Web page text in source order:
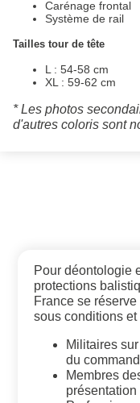
Carénage frontal
Système de rail
Tailles tour de tête
L : 54-58 cm
XL : 59-62 cm
* Les photos
d'autres coloris sont
Pour déontologie
protections
France se
sous conditions
Militaires
du
Membres
présentation